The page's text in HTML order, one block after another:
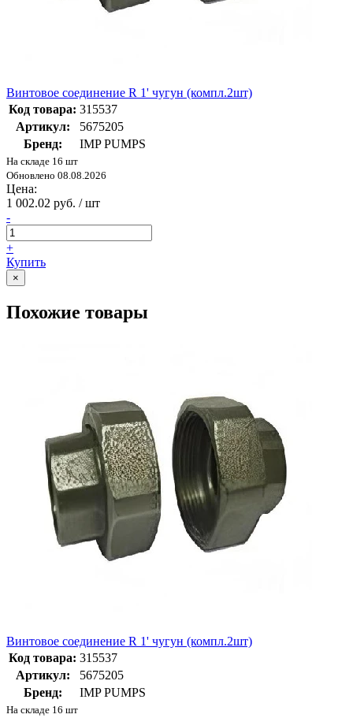
Винтовое соединение R 1' чугун (компл.2шт)
Код товара: 315537
Артикул:
5675205
Бренд:
IMP PUMPS
На складе 16 шт
Обновлено 08.08.2026
Цена:
1 002.02 руб. / шт
-
+
Купить
×
Похожие товары
Винтовое соединение R 1' чугун (компл.2шт)
Код товара: 315537
Артикул:
5675205
Бренд:
IMP PUMPS
На складе 16 шт